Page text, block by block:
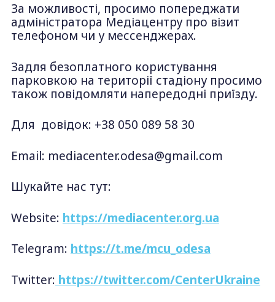
За можливості, просимо попереджати
адміністратора Медіацентру про візит
телефоном чи у мессенджерах.
Задля безоплатного користування
парковкою на території стадіону просимо
також повідомляти напередодні приїзду.
Для довідок: +38 050 089 58 30
Email: mediacenter.odesa@gmail.com
Шукайте нас тут:
Website: https://mediacenter.org.ua
Telegram: https://t.me/mcu_odesa
Twitter: https://twitter.com/CenterUkraine